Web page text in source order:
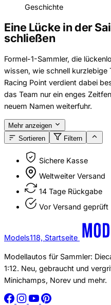
Geschichte
Eine Lücke in der
schließen
Formel-1-Sammler, die
wissen, wie schnell kurzlebige
Racing Point verdient dabei
das Team nur ein enges
neuem Namen weiterfuhr.
Mehr anzeigen
Sortieren
Filtern
Sichere Kasse
Weltweiter Versand
14 Tage Rückgabe
Vor Versand geprüft
Models118, Startseite
Modellautos für Sammler:
1:12. Neu, gebraucht und
Minichamps, Norev und mehr.